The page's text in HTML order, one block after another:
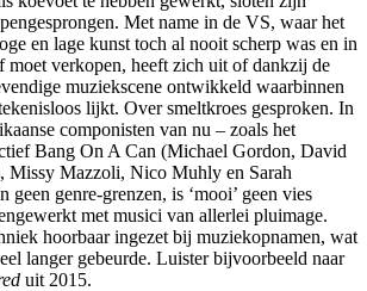
Met name in de VS, waar het
en lage kunst toch al nooit scherp was en in
moet verkopen, heeft zich uit of dankzij de
muziekscene ontwikkeld waarbinnen
lijkt. Over smeltkroes gesproken. In
componisten van nu – zoals het
Bang On A Can (Michael Gordon, David
Missy Mazzoli, Nico Muhly en Sarah
genre-­grenzen, is ‘mooi’ geen vies
met musici van allerlei pluimage.
hoorbaar ingezet bij muziekopnamen, wat
langer gebeurde. Luister bijvoorbeeld naar
uit 2015.